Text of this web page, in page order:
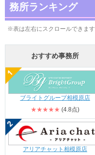
務所ランキング
※表は左右にスクロールできます
おすすめ事務所
ブライトグループ相模原店
★★★★★ (4.8点)
アリアチャット相模原店